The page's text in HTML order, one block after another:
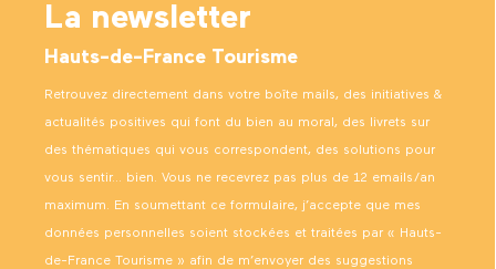
La newsletter
Hauts-de-France Tourisme
Retrouvez directement dans votre boîte mails, des initiatives &
actualités positives qui font du bien au moral, des livrets sur
des thématiques qui vous correspondent, des solutions pour
vous sentir… bien. Vous ne recevrez pas plus de 12 emails/an
maximum. En soumettant ce formulaire, j’accepte que mes
données personnelles soient stockées et traitées par « Hauts-
de-France Tourisme » afin de m’envoyer des suggestions